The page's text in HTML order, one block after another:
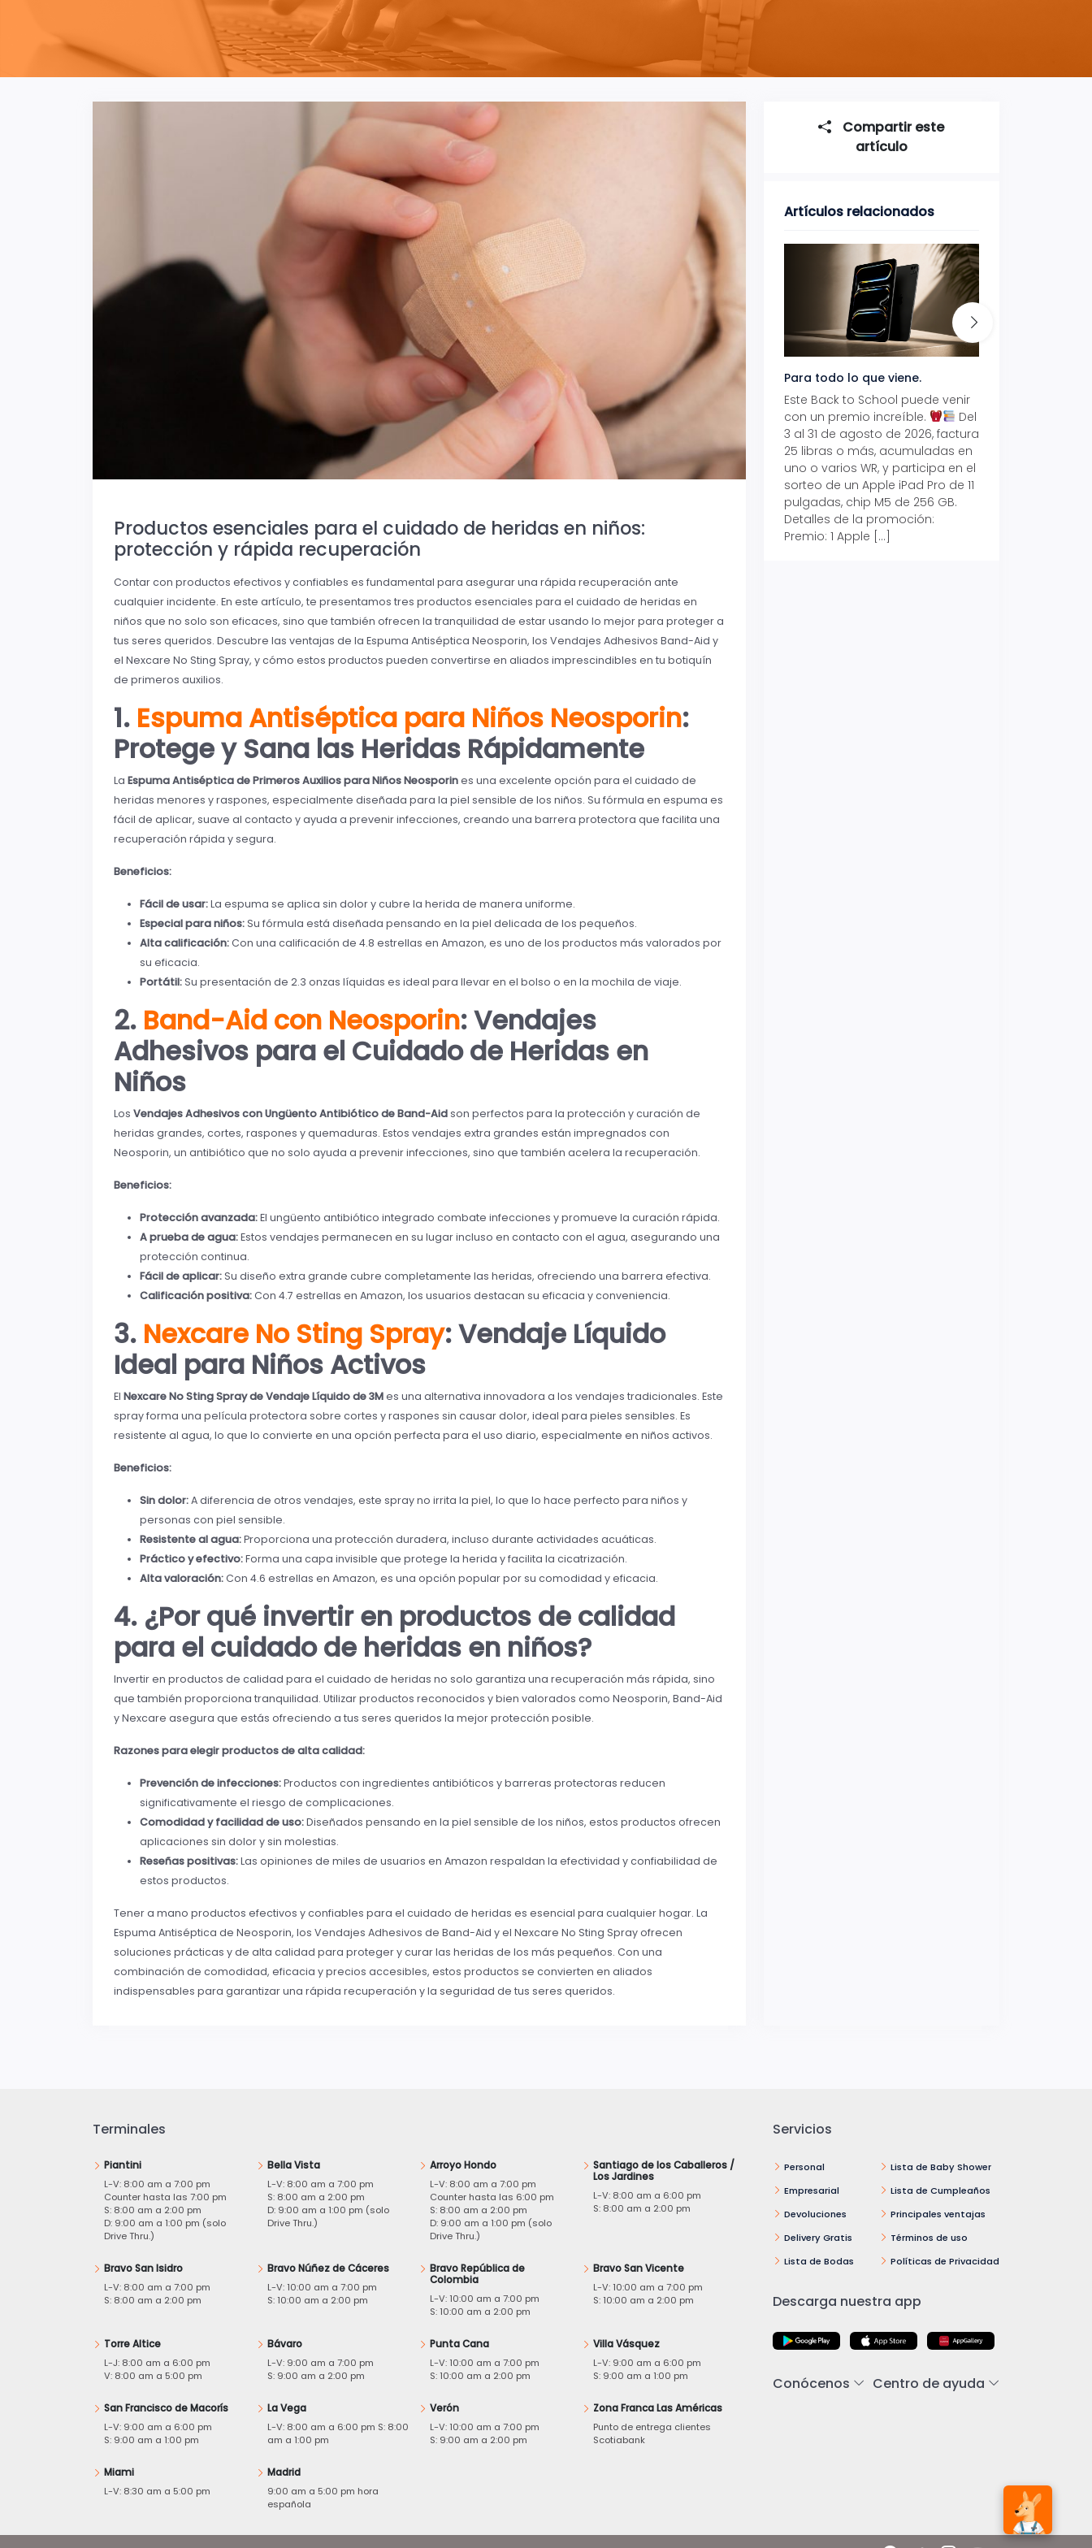
Productos esenciales para el cuidado de heridas en niños:
protección y rápida recuperación
Contar con productos efectivos y confiables es fundamental para asegurar una rápida recuperación ante
cualquier incidente. En este artículo, te presentamos tres productos esenciales para el cuidado de heridas en
niños que no solo son eficaces, sino que también ofrecen la tranquilidad de estar usando lo mejor para proteger a
tus seres queridos. Descubre las ventajas de la Espuma Antiséptica Neosporin, los Vendajes Adhesivos Band-Aid y
el Nexcare No Sting Spray, y cómo estos productos pueden convertirse en aliados imprescindibles en tu botiquín
de primeros auxilios.
1. Espuma Antiséptica para Niños Neosporin:
Protege y Sana las Heridas Rápidamente
La Espuma Antiséptica de Primeros Auxilios para Niños Neosporines una excelente opción para el cuidado de
heridas menores y raspones, especialmente diseñada para la piel sensible de los niños. Su fórmula en espuma es
fácil de aplicar, suave al contacto y ayuda a prevenir infecciones, creando una barrera protectora que facilita una
recuperación rápida y segura.
Beneficios:
Fácil de usar:La espuma se aplica sin dolor y cubre la herida de manera uniforme.
Especial para niños:Su fórmula está diseñada pensando en la piel delicada de los pequeños.
Alta calificación:Con una calificación de 4.8 estrellas en Amazon, es uno de los productos más valorados por
su eficacia.
Portátil:Su presentación de 2.3 onzas líquidas es ideal para llevar en el bolso o en la mochila de viaje.
2. Band-Aid con Neosporin: Vendajes
Adhesivos para el Cuidado de Heridas en
Niños
Los Vendajes Adhesivos con Ungüento Antibiótico de Band-Aidson perfectos para la protección y curación de
heridas grandes, cortes, raspones y quemaduras. Estos vendajes extra grandes están impregnados con
Neosporin, un antibiótico que no solo ayuda a prevenir infecciones, sino que también acelera la recuperación.
Beneficios:
Protección avanzada:El ungüento antibiótico integrado combate infecciones y promueve la curación rápida.
A prueba de agua:Estos vendajes permanecen en su lugar incluso en contacto con el agua, asegurando una
protección continua.
Fácil de aplicar:Su diseño extra grande cubre completamente las heridas, ofreciendo una barrera efectiva.
Calificación positiva:Con 4.7 estrellas en Amazon, los usuarios destacan su eficacia y conveniencia.
3. Nexcare No Sting Spray: Vendaje Líquido
Ideal para Niños Activos
El Nexcare No Sting Spray de Vendaje Líquido de 3Mes una alternativa innovadora a los vendajes tradicionales. Este
spray forma una película protectora sobre cortes y raspones sin causar dolor, ideal para pieles sensibles. Es
resistente al agua, lo que lo convierte en una opción perfecta para el uso diario, especialmente en niños activos.
Beneficios:
Sin dolor:A diferencia de otros vendajes, este spray no irrita la piel, lo que lo hace perfecto para niños y
personas con piel sensible.
Resistente al agua:Proporciona una protección duradera, incluso durante actividades acuáticas.
Práctico y efectivo:Forma una capa invisible que protege la herida y facilita la cicatrización.
Alta valoración:Con 4.6 estrellas en Amazon, es una opción popular por su comodidad y eficacia.
4. ¿Por qué invertir en productos de calidad
para el cuidado de heridas en niños?
Invertir en productos de calidad para el cuidado de heridas no solo garantiza una recuperación más rápida, sino
que también proporciona tranquilidad. Utilizar productos reconocidos y bien valorados como Neosporin, Band-Aid
y Nexcare asegura que estás ofreciendo a tus seres queridos la mejor protección posible.
Razones para elegir productos de alta calidad:
Prevención de infecciones:Productos con ingredientes antibióticos y barreras protectoras reducen
significativamente el riesgo de complicaciones.
Comodidad y facilidad de uso:Diseñados pensando en la piel sensible de los niños, estos productos ofrecen
aplicaciones sin dolor y sin molestias.
Reseñas positivas:Las opiniones de miles de usuarios en Amazon respaldan la efectividad y confiabilidad de
estos productos.
Tener a mano productos efectivos y confiables para el cuidado de heridas es esencial para cualquier hogar. La
Espuma Antiséptica de Neosporin, los Vendajes Adhesivos de Band-Aid y el Nexcare No Sting Spray ofrecen
soluciones prácticas y de alta calidad para proteger y curar las heridas de los más pequeños. Con una
combinación de comodidad, eficacia y precios accesibles, estos productos se convierten en aliados
indispensables para garantizar una rápida recuperación y la seguridad de tus seres queridos.
Compartir este
artículo
Artículos relacionados
Para todo lo que viene.
Este Back to School puede venir
con un premio increíble.
Del
3 al 31 de agosto de 2026, factura
25 libras o más, acumuladas en
uno o varios WR, y participa en el
sorteo de un Apple iPad Pro de 11
pulgadas, chip M5 de 256 GB.
Detalles de la promoción:
Premio: 1 Apple […]
Terminales
Piantini
L-V: 8:00 am a 7:00 pm
Counter hasta las 7:00 pm
S: 8:00 am a 2:00 pm
D: 9:00 am a 1:00 pm (solo
Drive Thru.)
Bella Vista
L-V: 8:00 am a 7:00 pm
S: 8:00 am a 2:00 pm
D: 9:00 am a 1:00 pm (solo
Drive Thru.)
Arroyo Hondo
L-V: 8:00 am a 7:00 pm
Counter hasta las 6:00 pm
S: 8:00 am a 2:00 pm
D: 9:00 am a 1:00 pm (solo
Drive Thru.)
Santiago de los Caballeros /
Los Jardines
L-V: 8:00 am a 6:00 pm
S: 8:00 am a 2:00 pm
Bravo San Isidro
L-V: 8:00 am a 7:00 pm
S: 8:00 am a 2:00 pm
Bravo Núñez de Cáceres
L-V: 10:00 am a 7:00 pm
S: 10:00 am a 2:00 pm
Bravo República de
Colombia
L-V: 10:00 am a 7:00 pm
S: 10:00 am a 2:00 pm
Bravo San Vicente
L-V: 10:00 am a 7:00 pm
S: 10:00 am a 2:00 pm
Torre Altice
L-J: 8:00 am a 6:00 pm
V: 8:00 am a 5:00 pm
Bávaro
L-V: 9:00 am a 7:00 pm
S: 9:00 am a 2:00 pm
Punta Cana
L-V: 10:00 am a 7:00 pm
S: 10:00 am a 2:00 pm
Villa Vásquez
L-V: 9:00 am a 6:00 pm
S: 9:00 am a 1:00 pm
San Francisco de Macorís
L-V: 9:00 am a 6:00 pm
S: 9:00 am a 1:00 pm
La Vega
L-V: 8:00 am a 6:00 pm S: 8:00
am a 1:00 pm
Verón
L-V: 10:00 am a 7:00 pm
S: 9:00 am a 2:00 pm
Zona Franca Las Américas
Punto de entrega clientes
Scotiabank
Miami
L-V: 8:30 am a 5:00 pm
Madrid
9:00 am a 5:00 pm hora
española
Servicios
Personal
Empresarial
Devoluciones
Delivery Gratis
Lista de Bodas
Lista de Baby Shower
Lista de Cumpleaños
Principales ventajas
Términos de uso
Políticas de Privacidad
Descarga nuestra app
Conócenos Centro de ayuda